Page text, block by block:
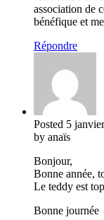
association de
bénéfique et
Répondre
Posted 5
by anaïs
Bonjour,
Bonne année,
Le teddy est
Bonne journée